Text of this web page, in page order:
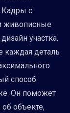
Кадры с
живописные
участка.
каждая деталь
способ
Он поможет
объекте,